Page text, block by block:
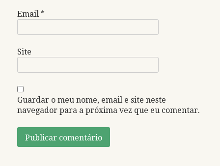
Email *
Site
Guardar o meu nome, email e site neste
navegador para a próxima vez que eu comentar.